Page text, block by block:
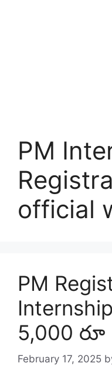
PM
official
PM
5,000 రూ
February 17, 2025